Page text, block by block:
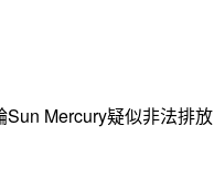
Mercury疑似非法排放